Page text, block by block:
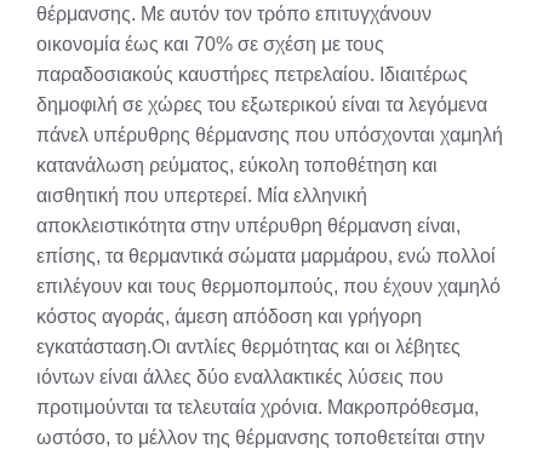
θέρμανσης. Με αυτόν τον τρόπο επιτυγχάνουν
οικονομία έως και 70% σε σχέση με τους
παραδοσιακούς καυστήρες πετρελαίου. Ιδιαιτέρως
δημοφιλή σε χώρες του εξωτερικού είναι τα λεγόμενα
πάνελ υπέρυθρης θέρμανσης που υπόσχονται χαμηλή
κατανάλωση ρεύματος, εύκολη τοποθέτηση και
αισθητική που υπερτερεί. Μία ελληνική
αποκλειστικότητα στην υπέρυθρη θέρμανση είναι,
επίσης, τα θερμαντικά σώματα μαρμάρου, ενώ πολλοί
επιλέγουν και τους θερμοπομπούς, που έχουν χαμηλό
κόστος αγοράς, άμεση απόδοση και γρήγορη
εγκατάσταση.Οι αντλίες θερμότητας και οι λέβητες
ιόντων είναι άλλες δύο εναλλακτικές λύσεις που
προτιμούνται τα τελευταία χρόνια. Μακροπρόθεσμα,
ωστόσο, το μέλλον της θέρμανσης τοποθετείται στην